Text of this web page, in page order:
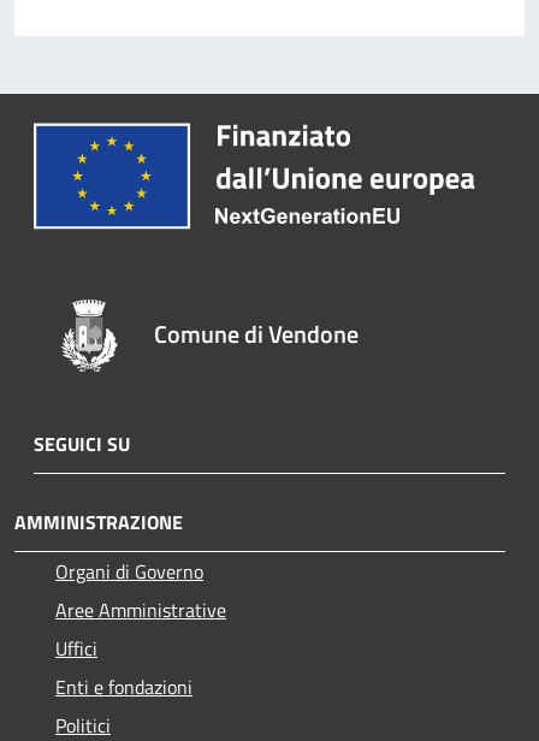
Comune di Vendone
SEGUICI SU
AMMINISTRAZIONE
Organi di Governo
Aree Amministrative
Uffici
Enti e fondazioni
Politici